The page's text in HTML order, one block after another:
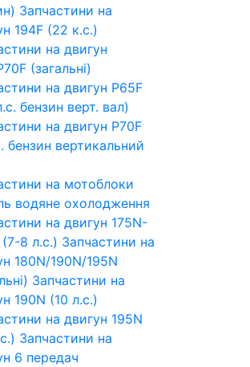
Запчастини на
194F (22 к.с.)
на двигун
(загальні)
на двигун P65F
бензин верт. вал)
на двигун P70F
бензин вертикальний
на мотоблоки
водяне охолодження
на двигун 175N-
8 л.с.) Запчастини на
180N/190N/195N
Запчастини на
190N (10 л.с.)
на двигун 195N
Запчастини на
6 передач